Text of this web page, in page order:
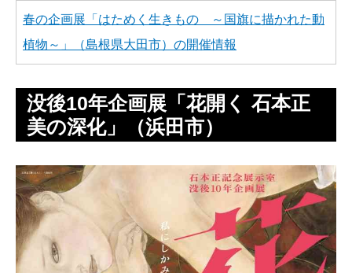
春の企画展「はためく生きもの ～国旗に描かれた動
植物～」（島根県大田市）の開催情報
没後10年企画展「花開く 石本正
美の深化」（浜田市）